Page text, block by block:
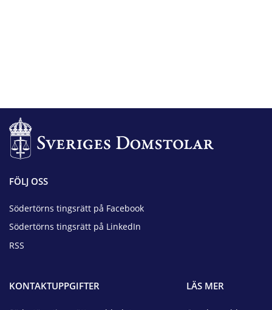
FÖLJ OSS
Södertörns tingsrätt på Facebook
Södertörns tingsrätt på LinkedIn
RSS
KONTAKTUPPGIFTER LÄS MER